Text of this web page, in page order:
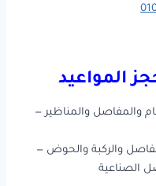
المواعيد
والمفاصل والمناظير —
والركبة والحوض —
الصناعية